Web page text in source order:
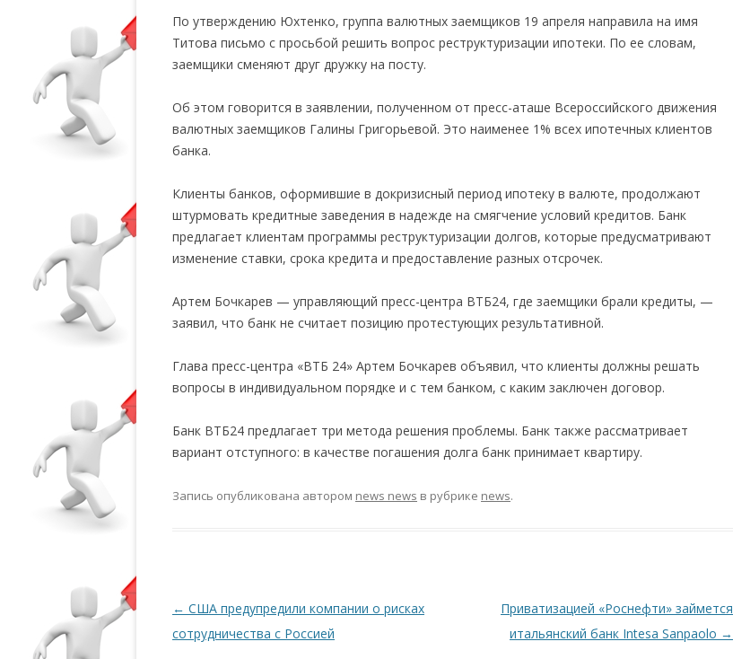
По утверждению Юхтенко, группа валютных заемщиков 19 апреля направила на имя
Титова письмо с просьбой решить вопрос реструктуризации ипотеки. По ее словам,
заемщики сменяют друг дружку на посту.
Об этом говорится в заявлении, полученном от пресс-аташе Всероссийского движения
валютных заемщиков Галины Григорьевой. Это наименее 1% всех ипотечных клиентов
банка.
Клиенты банков, оформившие в докризисный период ипотеку в валюте, продолжают
штурмовать кредитные заведения в надежде на смягчение условий кредитов. Банк
предлагает клиентам программы реструктуризации долгов, которые предусматривают
изменение ставки, срока кредита и предоставление разных отсрочек.
Артем Бочкарев — управляющий пресс-центра ВТБ24, где заемщики брали кредиты, —
заявил, что банк не считает позицию протестующих результативной.
Глава пресс-центра «ВТБ 24» Артем Бочкарев объявил, что клиенты должны решать
вопросы в индивидуальном порядке и с тем банком, с каким заключен договор.
Банк ВТБ24 предлагает три метода решения проблемы. Банк также рассматривает
вариант отступного: в качестве погашения долга банк принимает квартиру.
Запись опубликована автором news news в рубрике news.
Навигация по записям
← США предупредили компании о рисках
сотрудничества с Россией
Приватизацией «Роснефти» займется
итальянский банк Intesa Sanpaolo →